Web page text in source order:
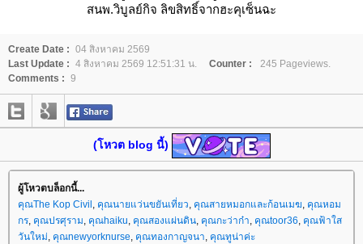
สนพ.วิบูลย์กิจ ลิขสิทธิ์จากฮะคุเซ็นฉะ
Create Date : 04 สิงหาคม 2569
Last Update : 4 สิงหาคม 2569 12:51:31 น. Counter :
245 Pageviews.
Comments : 9
(โหวต blog นี้)
ผู้โหวตบล็อกนี้...
คุณThe Kop Civil , คุณนายแว่นขยันเที่ยว, คุณสายหมอกและก้อนเมฆ, คุณหอม
กร, คุณปรศุราม, คุณhaiku, คุณสองแผ่นดิน, คุณกะว่าก๋า, คุณtoor36, คุณฟ้าใส
วันใหม่, คุณnewyorknurse, คุณทองกาญจนา, คุณทูน่าค่ะ